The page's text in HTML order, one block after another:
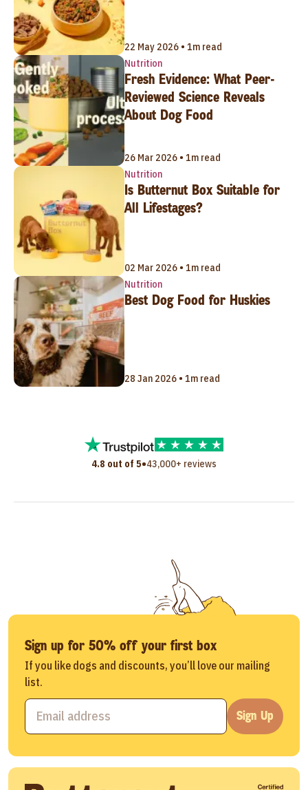
22 May 2026 • 1m read
Nutrition
Fresh Evidence: What Peer-
Reviewed Science Reveals
About Dog Food
26 Mar 2026 • 1m read
Nutrition
Is Butternut Box Suitable for
All Lifestages?
02 Mar 2026 • 1m read
Nutrition
Best Dog Food for Huskies
28 Jan 2026 • 1m read
4.8 out of 5•43,000+ reviews
Sign up for 50% off your first box
If you like dogs and discounts, you’ll love our mailing
list.
Sign Up